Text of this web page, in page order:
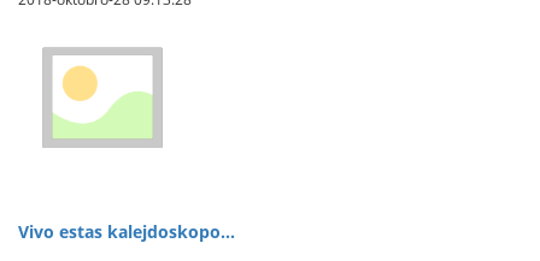
Vivo estas kalejdoskopo...